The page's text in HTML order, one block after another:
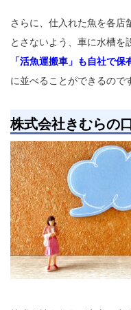
さらに、仕入れた魚を各店
とさないよう、車に水槽を
「活魚運搬車」も自社で保
に並べることができるので
株式会社きむらの